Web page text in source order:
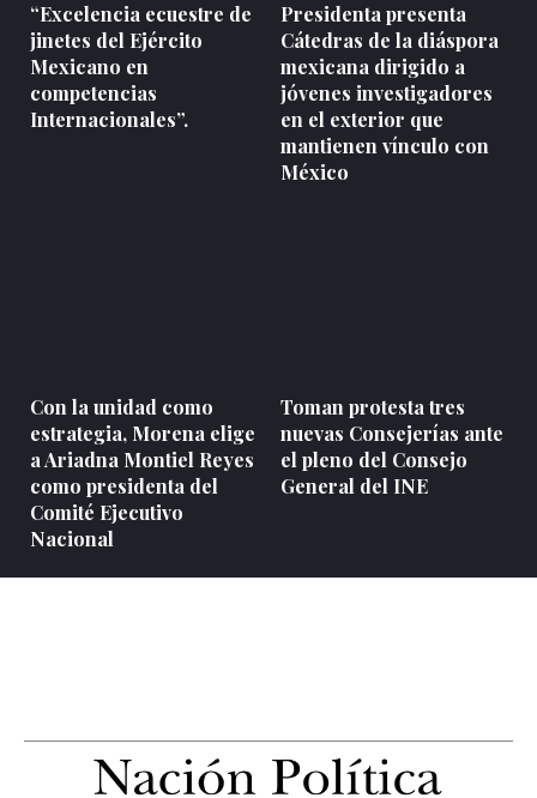
“Excelencia ecuestre de
jinetes del Ejército
Mexicano en
competencias
Internacionales”.
Presidenta presenta
Cátedras de la diáspora
mexicana dirigido a
jóvenes investigadores
en el exterior que
mantienen vínculo con
México
Con la unidad como
estrategia, Morena elige
a Ariadna Montiel Reyes
como presidenta del
Comité Ejecutivo
Nacional
Toman protesta tres
nuevas Consejerías ante
el pleno del Consejo
General del INE